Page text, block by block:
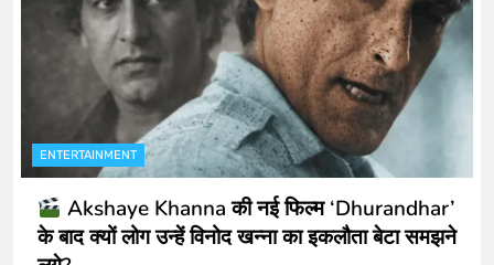
ENTERTAINMENT
Akshaye Khanna की नई फिल्म ‘Dhurandhar’
के बाद क्यों लोग उन्हें विनोद खन्ना का इकलौता बेटा समझने